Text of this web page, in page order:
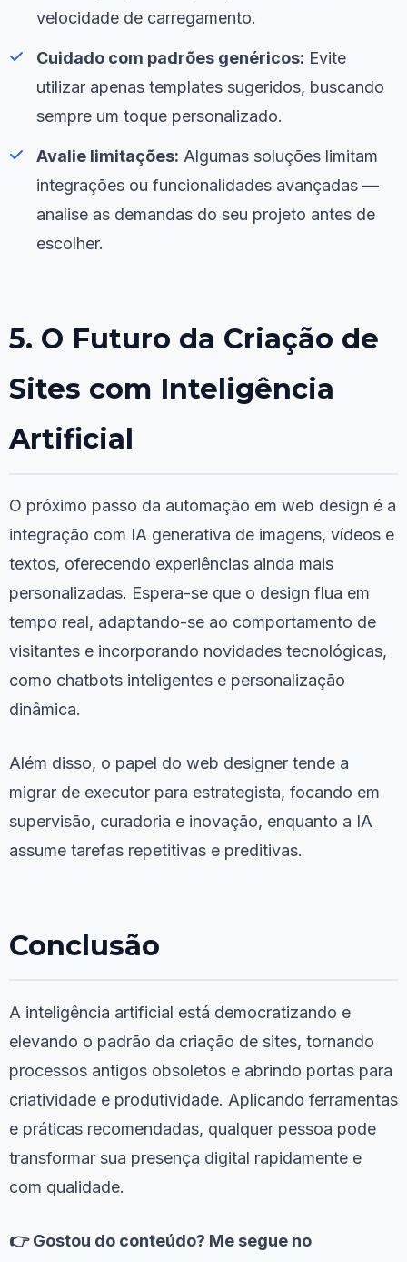
velocidade de carregamento.
Cuidado com padrões genéricos: Evite
utilizar apenas templates sugeridos, buscando
sempre um toque personalizado.
Avalie limitações: Algumas soluções limitam
integrações ou funcionalidades avançadas —
analise as demandas do seu projeto antes de
escolher.
5. O Futuro da Criação de
Sites com Inteligência
Artificial
O próximo passo da automação em web design é a
integração com IA generativa de imagens, vídeos e
textos, oferecendo experiências ainda mais
personalizadas. Espera-se que o design flua em
tempo real, adaptando-se ao comportamento de
visitantes e incorporando novidades tecnológicas,
como chatbots inteligentes e personalização
dinâmica.
Além disso, o papel do web designer tende a
migrar de executor para estrategista, focando em
supervisão, curadoria e inovação, enquanto a IA
assume tarefas repetitivas e preditivas.
Conclusão
A inteligência artificial está democratizando e
elevando o padrão da criação de sites, tornando
processos antigos obsoletos e abrindo portas para
criatividade e produtividade. Aplicando ferramentas
e práticas recomendadas, qualquer pessoa pode
transformar sua presença digital rapidamente e
com qualidade.
👉 Gostou do conteúdo? Me segue no